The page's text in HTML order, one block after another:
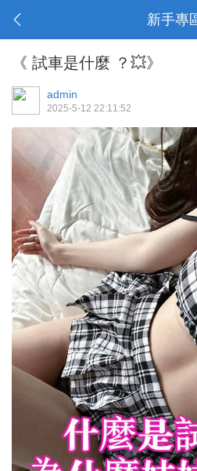
新手專
《 試車是什麼 ？💥》
admin
2025-5-12 22:11:52